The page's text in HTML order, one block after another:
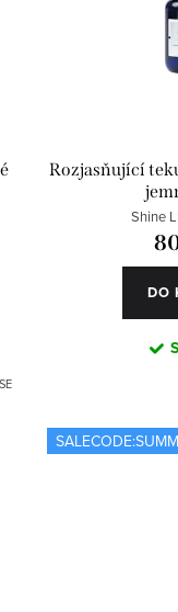
Rozjasňující
Shine
DO